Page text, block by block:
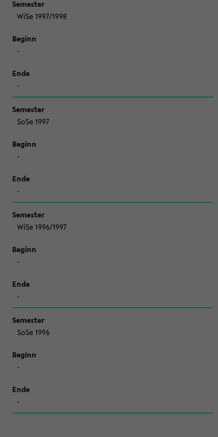
WiSe 1997/1998
-
-
SoSe 1997
-
-
WiSe 1996/1997
-
-
SoSe 1996
-
-